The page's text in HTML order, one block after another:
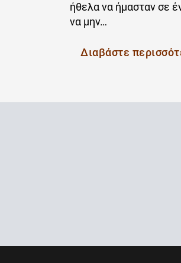
ήθελα να ήμασταν σε
να μην…
Διαβάστε